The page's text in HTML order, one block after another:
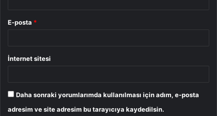
E-posta *
İnternet sitesi
Daha sonraki yorumlarımda kullanılması için adım, e-posta
adresim ve site adresim bu tarayıcıya kaydedilsin.